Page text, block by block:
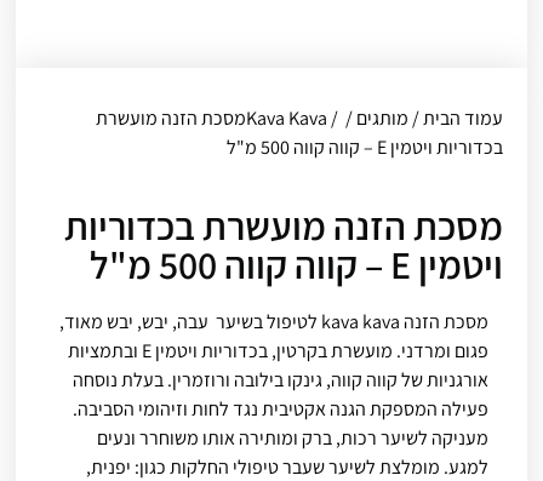
עמוד הבית/מותגים/
Kava Kava/ ‎⁨מסכת הזנה מועשרת
בכדוריות ויטמין E – קווה קווה 500 מ"ל
‎⁨מסכת הזנה מועשרת בכדוריות
ויטמין E – קווה קווה 500 מ"ל
מסכת הזנה kava kava לטיפול בשיער עבה, יבש, יבש מאוד,
פגום ומרדני. מועשרת בקרטין, בכדוריות ויטמין E ובתמציות
אורגניות של קווה קווה, גינקו בילובה ורוזמרין. בעלת נוסחה
פעילה המספקת הגנה אקטיבית נגד לחות וזיהומי הסביבה.
מעניקה לשיער רכות, ברק ומותירה אותו משוחרר ונעים
למגע. מומלצת לשיער שעבר טיפולי החלקות כגון: יפנית,